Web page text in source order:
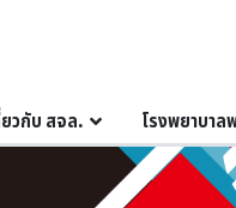
วกับ สจล. โรงพยาบาล